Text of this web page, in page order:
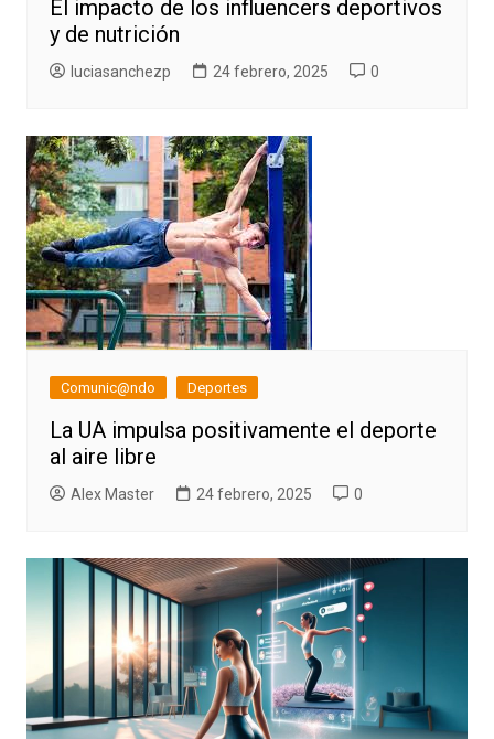
El impacto de los influencers deportivos
y de nutrición
luciasanchezp 24 febrero, 2025 0
Comunic@ndo Deportes
La UA impulsa positivamente el deporte
al aire libre
Alex Master 24 febrero, 2025 0